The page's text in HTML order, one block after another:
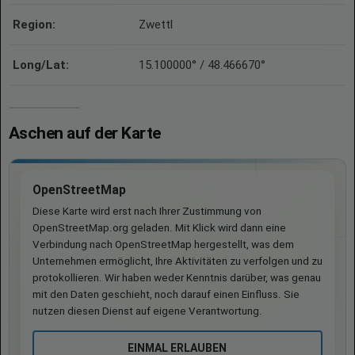
Region: Zwettl
Long/Lat: 15.100000° / 48.466670°
Aschen auf der Karte
OpenStreetMap
Diese Karte wird erst nach Ihrer Zustimmung von
OpenStreetMap.org geladen. Mit Klick wird dann eine
Verbindung nach OpenStreetMap hergestellt, was dem
Unternehmen ermöglicht, Ihre Aktivitäten zu verfolgen und zu
protokollieren. Wir haben weder Kenntnis darüber, was genau
mit den Daten geschieht, noch darauf einen Einfluss. Sie
nutzen diesen Dienst auf eigene Verantwortung.
EINMAL ERLAUBEN